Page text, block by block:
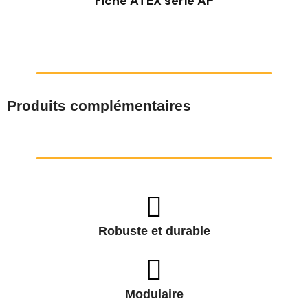
Produits complémentaires
Robuste et durable
Modulaire